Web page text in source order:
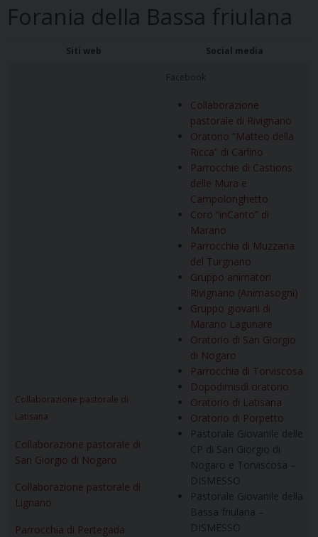
Forania della Bassa friulana
Siti web Social media
Collaborazione pastorale di
Latisana
Collaborazione pastorale di
San Giorgio di Nogaro
Collaborazione pastorale di
Lignano
Parrocchia di Pertegada
Facebook
Collaborazione
pastorale di Rivignano
Oratorio “Matteo della
Ricca” di Carlino
Parrocchie di Castions
delle Mura e
Campolonghetto
Coro “inCanto” di
Marano
Parrocchia di Muzzana
del Turgnano
Gruppo animatori
Rivignano (Animasogni)
Gruppo giovani di
Marano Lagunare
Oratorio di San Giorgio
di Nogaro
Parrocchia di Torviscosa
Dopodimisdì oratorio
Oratorio di Latisana
Oratorio di Porpetto
Pastorale Giovanile delle
CP di San Giorgio di
Nogaro e Torviscosa –
DISMESSO
Pastorale Giovanile della
Bassa friulana –
DISMESSO